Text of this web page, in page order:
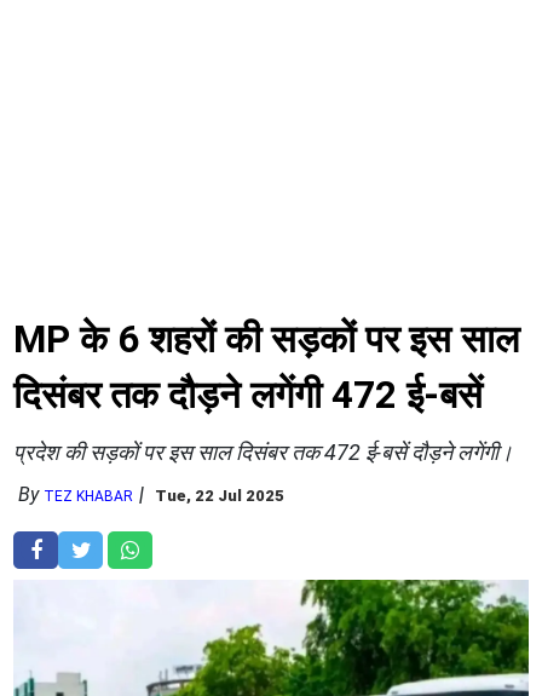
MP के 6 शहरों की सड़कों पर इस साल
दिसंबर तक दौड़ने लगेंगी 472 ई-बसें
प्रदेश की सड़कों पर इस साल दिसंबर तक 472 ई-बसें दौड़ने लगेंगी।
By TEZ KHABAR Tue, 22 Jul 2025